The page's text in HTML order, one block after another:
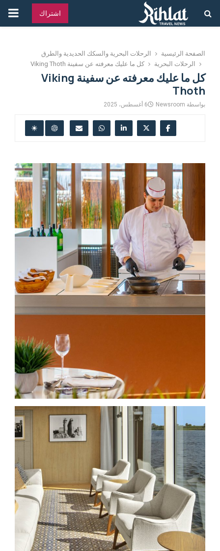
اشتراك
الصفحة الرئيسية
الرحلات البحرية والسكك الحديدية والطرق
الرحلات البحرية
كل ما عليك معرفته عن سفينة Viking Thoth
كل ما عليك معرفته عن سفينة Viking
Thoth
بواسطة Newsroom 6 أغسطس، 2025